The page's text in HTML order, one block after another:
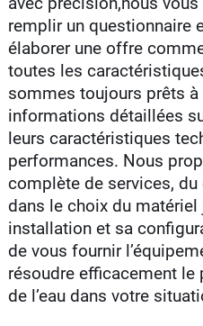
remplir un questionnaire
élaborer une offre
toutes les
sommes toujours prêts
informations détaillées
leurs caractéristiques
performances. Nous
complète de services,
dans le choix du
installation et sa
de vous fournir
résoudre efficacement
de l’eau dans votre